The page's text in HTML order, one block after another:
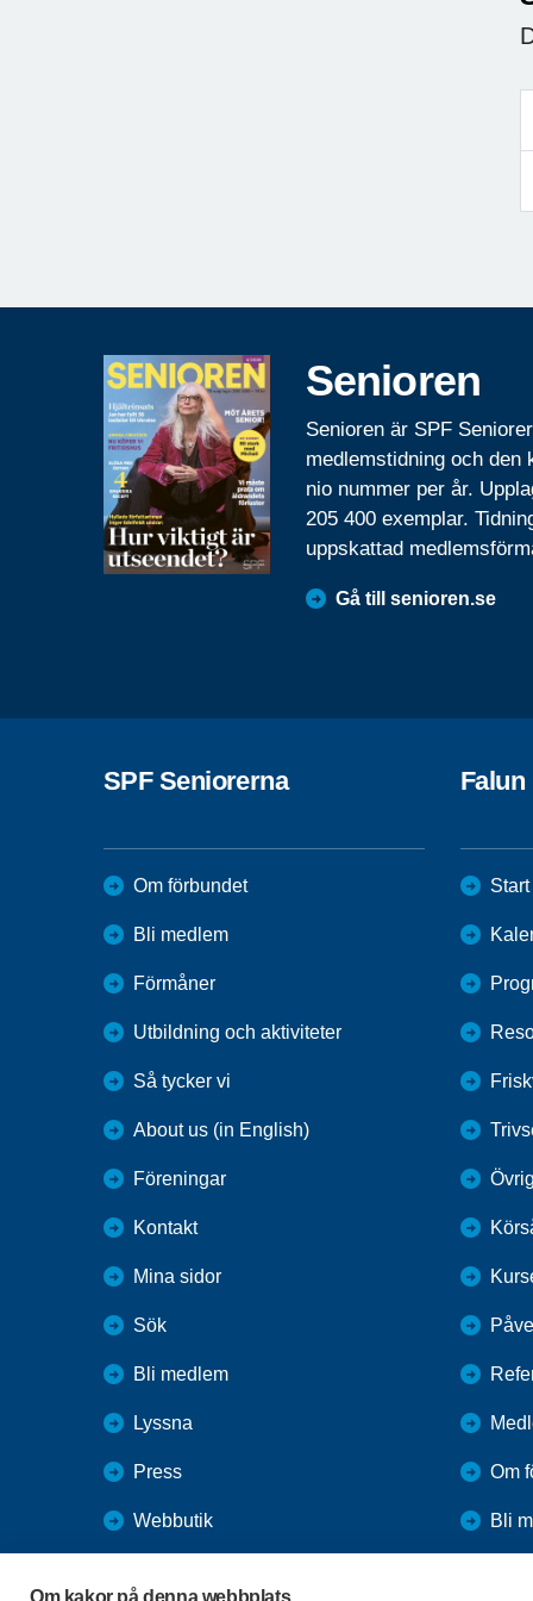
Om kakor på denna webbplats
Senioren
Senioren är SPF
medlemstidning och den
nio nummer per år.
205 400 exemplar.
uppskattad
Gå till senioren.se
SPF Seniorerna
Om förbundet
Bli medlem
Förmåner
Utbildning och aktiviteter
Så tycker vi
About us (in English)
Föreningar
Kontakt
Mina sidor
Sök
Bli medlem
Lyssna
Press
Webbutik
Falun
Start
Om
Bli